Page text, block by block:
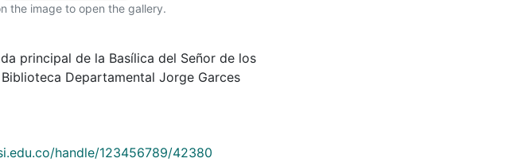
the image to open the gallery.
principal de la Basílica del Señor de los
Departamental Jorge Garces
handle/123456789/42380